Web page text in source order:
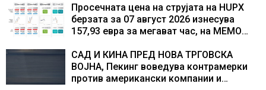
складирање на енергија од батерии
Просечната цена на струјата на HUPX
берзата за 07 август 2026 изнесува
157,93 евра за мегават час, на МЕМО
САД И КИНА ПРЕД НОВА ТРГОВСКА
ВОЈНА, Пекинг воведува контрамерки
против американски компании и